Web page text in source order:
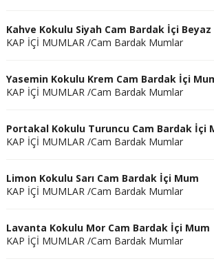
Kahve Kokulu Siyah Cam Bardak İçi Beyaz
KAP İÇİ MUMLAR /Cam Bardak Mumlar
Yasemin Kokulu Krem Cam Bardak İçi
KAP İÇİ MUMLAR /Cam Bardak Mumlar
Portakal Kokulu Turuncu Cam Bardak İçi
KAP İÇİ MUMLAR /Cam Bardak Mumlar
Limon Kokulu Sarı Cam Bardak İçi Mum
KAP İÇİ MUMLAR /Cam Bardak Mumlar
Lavanta Kokulu Mor Cam Bardak İçi Mum
KAP İÇİ MUMLAR /Cam Bardak Mumlar